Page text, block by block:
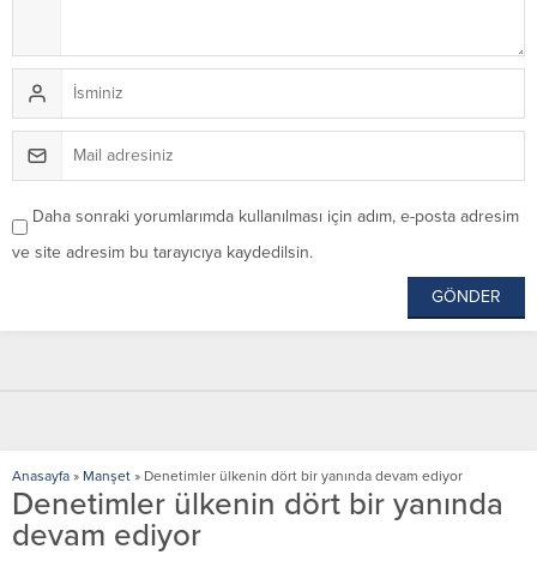
Daha sonraki yorumlarımda kullanılması için adım, e-posta adresim
ve site adresim bu tarayıcıya kaydedilsin.
Anasayfa » Manşet » Denetimler ülkenin dört bir yanında devam ediyor
Denetimler ülkenin dört bir yanında
devam ediyor